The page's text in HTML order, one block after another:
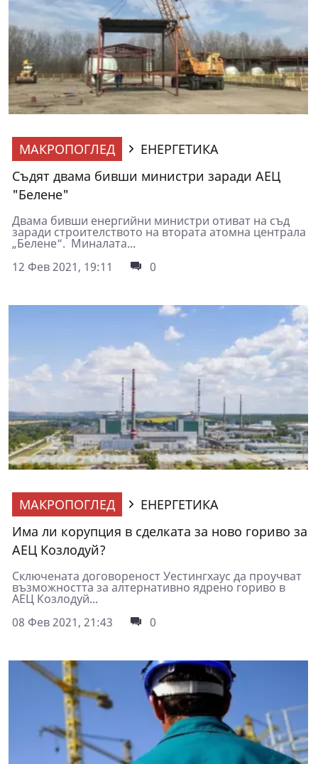
МАКРОПОГЛЕД
ЕНЕРГЕТИКА
Съдят двама бивши министри заради АЕЦ
"Белене"
Двама бивши енергийни министри отиват на съд
заради строителството на втората атомна централа
„Белене“. Миналата...
12 Фев 2021, 19:11
0
МАКРОПОГЛЕД
ЕНЕРГЕТИКА
Има ли корупция в сделката за ново гориво за
АЕЦ Козлодуй?
Сключената договореност Уестингхаус да проучват
възможността за алтернативно ядрено гориво в
АЕЦ Козлодуй...
08 Фев 2021, 21:43
0